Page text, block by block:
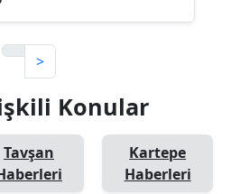
>
Konular
Tavşan
Kartepe
Haberleri